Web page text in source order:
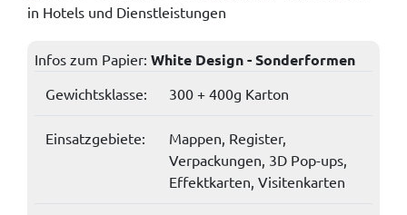
in Hotels und Dienstleistungen
Infos zum Papier: White Design - Sonderformen
Gewichtsklasse: 300 + 400g Karton
Einsatzgebiete:
Mappen, Register,
Verpackungen, 3D Pop-ups,
Effektkarten, Visitenkarten